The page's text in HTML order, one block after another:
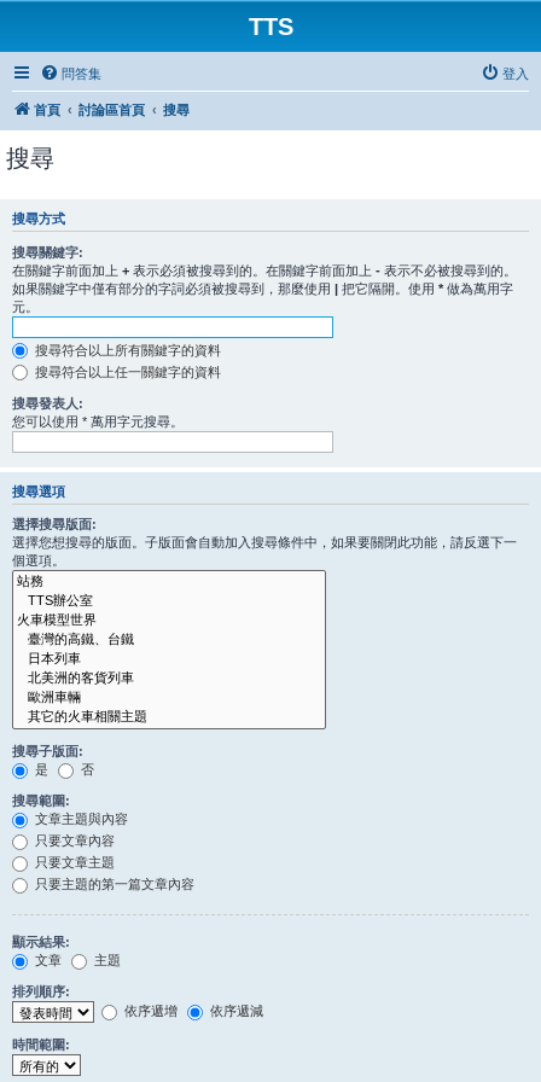
TTS
問答集 登入
首頁 討論區首頁 搜尋
搜尋
搜尋方式
搜尋關鍵字:
在關鍵字前面加上 + 表示必須被搜尋到的。在關鍵字前面加上 - 表示不必被搜尋到的。
如果關鍵字中僅有部分的字詞必須被搜尋到，那麼使用 | 把它隔開。使用 * 做為萬用字
元。
搜尋符合以上所有關鍵字的資料
搜尋符合以上任一關鍵字的資料
搜尋發表人:
您可以使用 * 萬用字元搜尋。
搜尋選項
選擇搜尋版面:
選擇您想搜尋的版面。子版面會自動加入搜尋條件中，如果要關閉此功能，請反選下一
個選項。
搜尋子版面:
是
否
搜尋範圍:
文章主題與內容
只要文章內容
只要文章主題
只要主題的第一篇文章內容
顯示結果:
文章
主題
排列順序:
依序遞增
依序遞減
時間範圍: